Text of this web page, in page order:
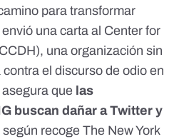
para transformar
envió una carta al Center for
una organización sin
el discurso de odio en
que las
buscan dañar a Twitter y
según recoge The New York